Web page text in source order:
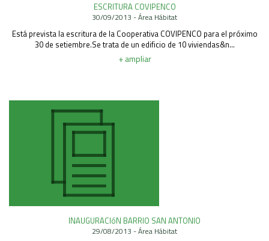
ESCRITURA COVIPENCO
30/09/2013 - Área Hábitat
Está prevista la escritura de la Cooperativa COVIPENCO para el próximo
30 de setiembre.Se trata de un edificio de 10 viviendas&n...
+ ampliar
INAUGURACIóN BARRIO SAN ANTONIO
29/08/2013 - Área Hábitat